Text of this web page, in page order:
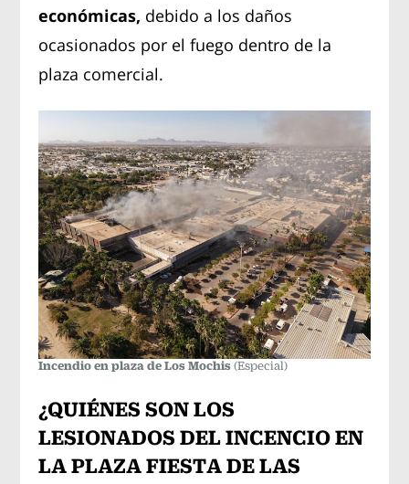
económicas, debido a los daños
ocasionados por el fuego dentro de la
plaza comercial.
Incendio en plaza de Los Mochis(Especial)
¿QUIÉNES SON LOS
LESIONADOS DEL INCENCIO EN
LA PLAZA FIESTA DE LAS